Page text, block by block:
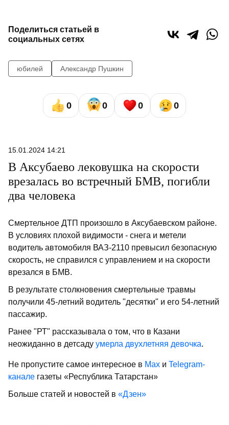
Поделиться статьей в
социальных сетях
юбилей Александр Пушкин
0 0 0 0
15.01.2024 14:21
В Аксубаево лековушка на скорости
врезалась во встречный БМВ, погибли
два человека
Смертельное ДТП произошло в Аксубаевском районе.
В условиях плохой видимости - снега и метели
водитель автомобиля ВАЗ-2110 превысил безопасную
скорость, не справился с управлением и на скорости
врезался в БМВ.
В результате столкновения смертельные травмы
получили 45-летний водитель "десятки" и его 54-летний
пассажир.
Ранее "РТ" рассказывала о том, что в Казани
неожиданно в детсаду умерла двухлетняя девочка.
Не пропустите самое интересное в Max и Telegram-
канале газеты «Республика Татарстан»
Больше статей и новостей в «Дзен»